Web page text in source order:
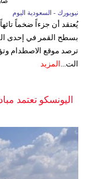
نيويورك - السعودية اليوم
بسطح القمر في إحدى
ترصد موقع الاصطدام
الت... المزيد
اليونسكو تعتمد